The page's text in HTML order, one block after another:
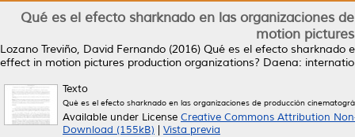
Qué es el efecto sharknado en las organizaciones
motion
Lozano Treviño, David Fernando (2016) Qué es el efecto sharknado
effect in motion pictures production organizations? Daena:
Texto
Qué es el efecto sharknado en las organizaciones de producción
Available under License Creative Commons Attribution
Download (155kB)
Vista previa